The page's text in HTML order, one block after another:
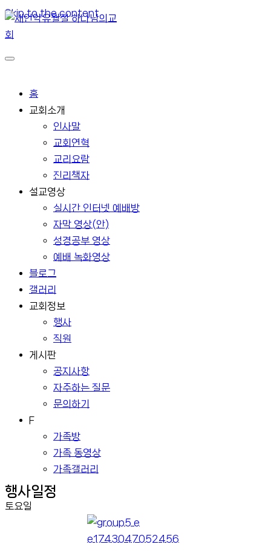
Skip to the content
홈
교회소개
인사말
교회연혁
교리요람
진리책자
설교영상
실시간 인터넷 예배방
자막 영상(안)
성경공부 영상
예배 녹화영상
블로그
갤러리
교회정보
행사
직원
게시판
공지사항
자주하는 질문
문의하기
F
가족방
가족 동영상
가족갤러리
행사일정
토요일